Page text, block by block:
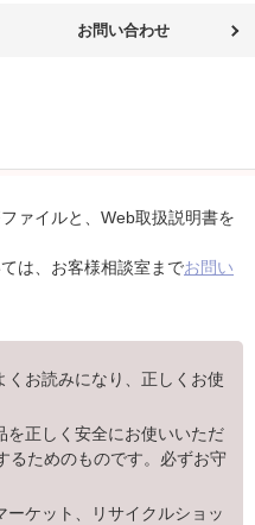
お問い合わせ
ァイルと、Web取扱説明書を
は、お客様相談室までお問い
くお読みになり、正しくお使
を正しく安全にお使いいただ
るためのものです。必ずお守
ケット、リサイクルショッ